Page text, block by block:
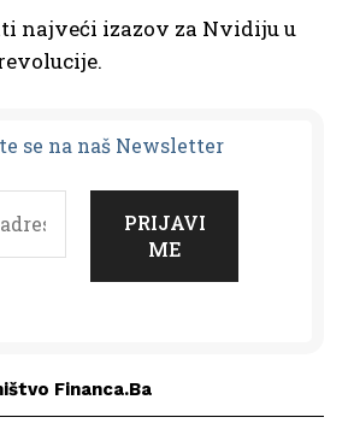
najveći izazov za Nvidiju u
e se na naš Newsletter
Financa.ba